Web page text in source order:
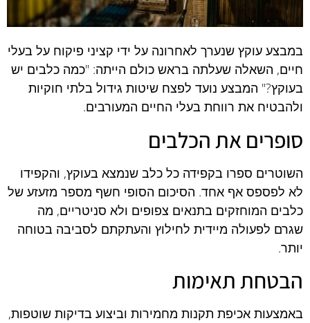
במבצע עוקץ שנערך לאחרונה על ידי קציני פיקוח על בעלי
חיים, השאלה שעלתה בראש כולם הייתה: "כמה כלבים יש
בעוקץ?" המבצע נועד לפצח שיטות גידול בלתי חוקיות
ולהבטיח את רווחת בעלי החיים המעורבים.
סופרים את הכלבים
השוטרים ספרו בקפידה כל כלב שנמצא בעוקץ, והקפידו
לא לפספס אף אחד. הסיכום הסופי חשף מספר מזעזע של
כלבים המוחזקים בתנאים צפופים ולא סניטריים, מה
שגרם לפעולה מיידית לחילוץ והעתקתם לסביבה בטוחה
יותר.
הבטחת תאימות
באמצעות אכיפת תקנות מחמירות וביצוע בדיקות שוטפות,